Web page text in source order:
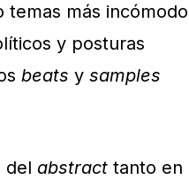
temas más
y posturas
beats y samples
del abstract tanto en